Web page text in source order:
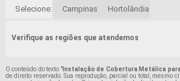
Selecione: Campinas Hortolândia
Verifique as regiões que atendemos
O conteúdo do texto "Instalação de Cobertura Metálica
de direito reservado. Sua reprodução, parcial ou total, mesmo